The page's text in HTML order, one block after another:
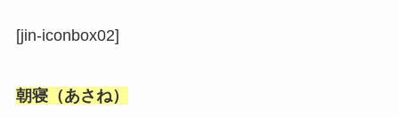
[jin-iconbox02]
朝寝（あさね）